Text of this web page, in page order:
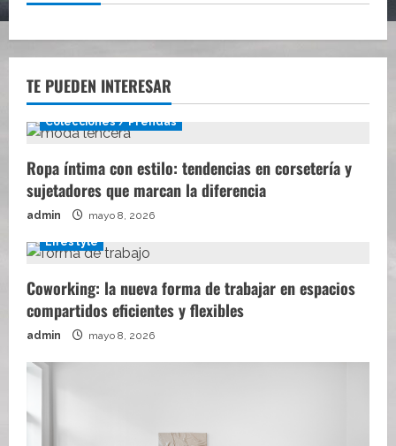
TE PUEDEN INTERESAR
Colecciones / Prendas
Ropa íntima con estilo: tendencias en corsetería y
sujetadores que marcan la diferencia
admin mayo 8, 2026
Lifestyle
Coworking: la nueva forma de trabajar en espacios
compartidos eficientes y flexibles
admin mayo 8, 2026